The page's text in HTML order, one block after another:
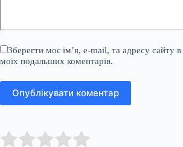
Зберегти моє ім’я, e-mail, та адресу сайту
моїх подальших коментарів.
Опублікувати коментар
Rate this item: